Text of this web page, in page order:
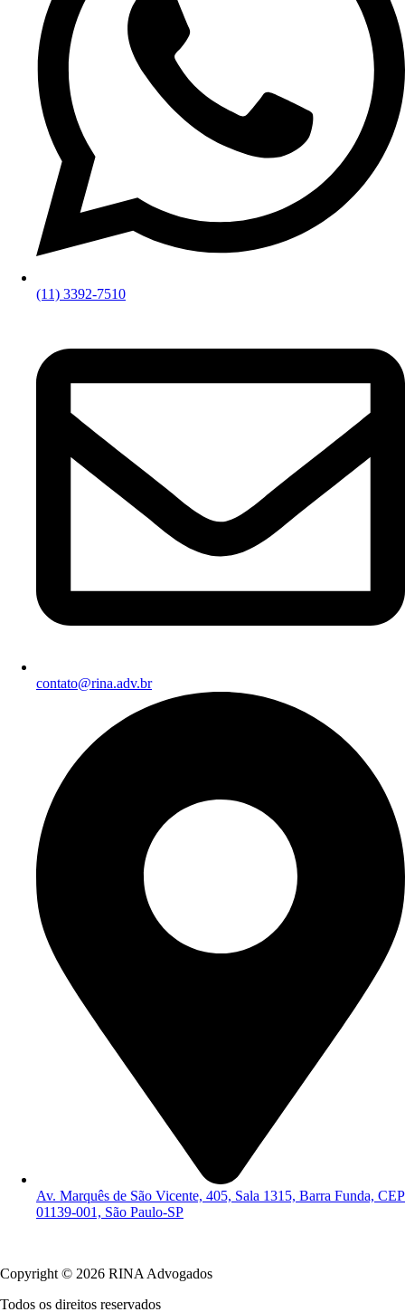
(11) 3392-7510
contato@rina.adv.br
Av. Marquês de São Vicente, 405, Sala 1315, Barra Funda, CEP
01139-001, São Paulo-SP
Copyright © 2026 RINA Advogados
Todos os direitos reservados